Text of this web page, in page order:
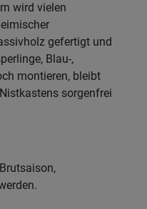
wird vielen
gefertigt und
Blau-,
montieren, bleibt
sorgenfrei